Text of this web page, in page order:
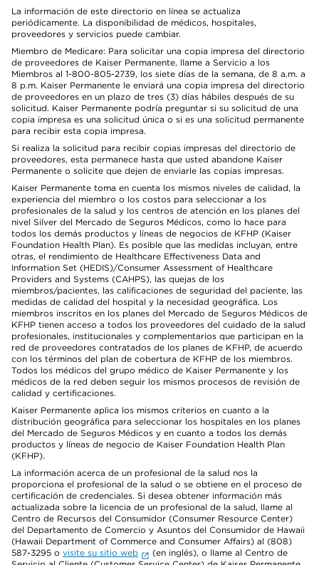
La información de este directorio en línea se actualiza
periódicamente. La disponibilidad de médicos, hospitales,
proveedores y servicios puede cambiar.
Miembro de Medicare: Para solicitar una copia impresa del directorio
de proveedores de Kaiser Permanente, llame a Servicio a los
Miembros al 1-800-805-2739, los siete días de la semana, de 8 a.m. a
8 p.m. Kaiser Permanente le enviará una copia impresa del directorio
de proveedores en un plazo de tres (3) días hábiles después de su
solicitud. Kaiser Permanente podría preguntar si su solicitud de una
copia impresa es una solicitud única o si es una solicitud permanente
para recibir esta copia impresa.
Si realiza la solicitud para recibir copias impresas del directorio de
proveedores, esta permanece hasta que usted abandone Kaiser
Permanente o solicite que dejen de enviarle las copias impresas.
Kaiser Permanente toma en cuenta los mismos niveles de calidad, la
experiencia del miembro o los costos para seleccionar a los
profesionales de la salud y los centros de atención en los planes del
nivel Silver del Mercado de Seguros Médicos, como lo hace para
todos los demás productos y líneas de negocios de KFHP (Kaiser
Foundation Health Plan). Es posible que las medidas incluyan, entre
otras, el rendimiento de Healthcare Effectiveness Data and
Information Set (HEDIS)/Consumer Assessment of Healthcare
Providers and Systems (CAHPS), las quejas de los
miembros/pacientes, las calificaciones de seguridad del paciente, las
medidas de calidad del hospital y la necesidad geográfica. Los
miembros inscritos en los planes del Mercado de Seguros Médicos de
KFHP tienen acceso a todos los proveedores del cuidado de la salud
profesionales, institucionales y complementarios que participan en la
red de proveedores contratados de los planes de KFHP, de acuerdo
con los términos del plan de cobertura de KFHP de los miembros.
Todos los médicos del grupo médico de Kaiser Permanente y los
médicos de la red deben seguir los mismos procesos de revisión de
calidad y certificaciones.
Kaiser Permanente aplica los mismos criterios en cuanto a la
distribución geográfica para seleccionar los hospitales en los planes
del Mercado de Seguros Médicos y en cuanto a todos los demás
productos y líneas de negocio de Kaiser Foundation Health Plan
(KFHP).
La información acerca de un profesional de la salud nos la
proporciona el profesional de la salud o se obtiene en el proceso de
certificación de credenciales. Si desea obtener información más
actualizada sobre la licencia de un profesional de la salud, llame al
Centro de Recursos del Consumidor (Consumer Resource Center)
del Departamento de Comercio y Asuntos del Consumidor de Hawaii
(Hawaii Department of Commerce and Consumer Affairs) al (808)
587-3295 o visite su sitio web
(en inglés), o llame al Centro de